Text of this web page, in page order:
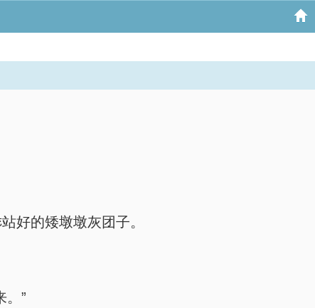
好的矮墩墩灰团子。
。”